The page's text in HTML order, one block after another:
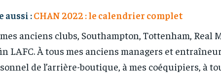
RECOMMENDED
RECOMMENDED
aussi :CHAN 2022 : le calendrier complet
mes anciens clubs, Southampton, Tottenham, Real
LAFC. À tous mes anciens managers et
de l’arrière-boutique, à mes coéquipiers, à